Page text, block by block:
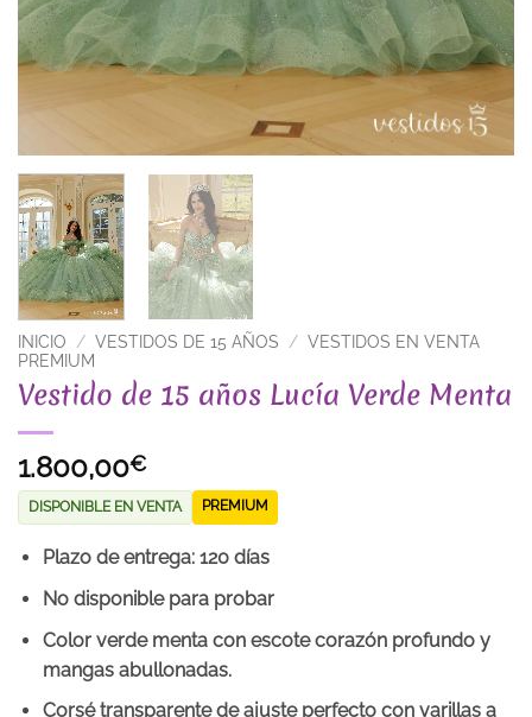
INICIO / VESTIDOS DE 15 AÑOS / VESTIDOS EN VENTA
PREMIUM
Vestido de 15 años Lucía Verde Menta
1.800,00€
DISPONIBLE EN VENTA PREMIUM
Plazo de entrega: 120 días
No disponible para probar
Color verde menta con escote corazón profundo y
mangas abullonadas.
Corsé transparente de ajuste perfecto con varillas a